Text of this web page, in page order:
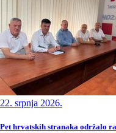
22. srpnja 2026.
Pet hrvatskih stranaka održalo